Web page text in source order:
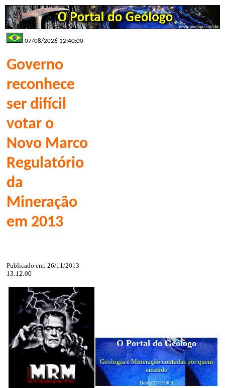
07/08/2026 12:40:00
Governo
reconhece
ser difícil
votar o
Novo Marco
Regulatório
da
Mineração
em 2013
Publicado em: 26/11/2013
13:12:00
O Portal do Geólogo
Geologia e Mineração contadas por quem
entende
Desde 27/3/2003